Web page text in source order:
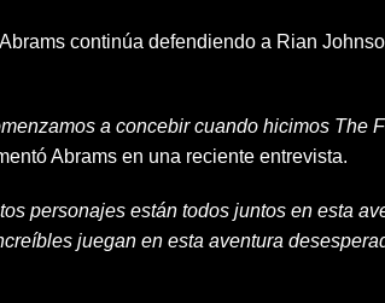
continúa defendiendo a Rian
a concebir cuando hicimos
Abrams en una reciente entrevista.
personajes están todos juntos en esta
juegan en esta aventura